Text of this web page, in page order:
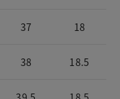
37 18
38 18.5